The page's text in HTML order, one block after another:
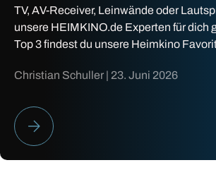
TV, AV-Receiver, Leinwände oder
unsere HEIMKINO.de Experten für dich
Top 3 findest du unsere Heimkino
Christian Schuller | 23. Juni 2026
HEIMKINO BESTENLISTE 2026